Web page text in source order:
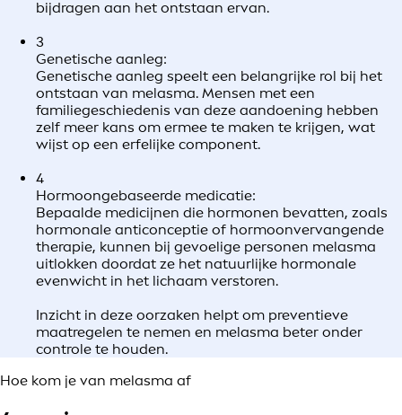
bijdragen aan het ontstaan ervan.
3
Genetische aanleg:
Genetische aanleg speelt een belangrijke rol bij het
ontstaan van melasma. Mensen met een
familiegeschiedenis van deze aandoening hebben
zelf meer kans om ermee te maken te krijgen, wat
wijst op een erfelijke component.
4
Hormoongebaseerde medicatie:
Bepaalde medicijnen die hormonen bevatten, zoals
hormonale anticonceptie of hormoonvervangende
therapie, kunnen bij gevoelige personen melasma
uitlokken doordat ze het natuurlijke hormonale
evenwicht in het lichaam verstoren.
Inzicht in deze oorzaken helpt om preventieve
maatregelen te nemen en melasma beter onder
controle te houden.
Hoe kom je van melasma af